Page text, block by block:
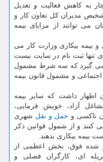
به كاهش فعالیت و تعدیل
مدیران كل تعاون كار و
می توانند از مزایای بیمه
و بیمه بیكاری وزارت كار می
تنها ثبت نام در سایت نیست
می گیرد كه سه شرط مشمول
و مشمول قانون بیمه
اظهار داشت كه سایر بیمه
آزاد، خویش فرمایی،
تاكسی و حمل و نقل شهری
كنند و از شمول قوانین ذكر
بیمه بیكاری بدهند.
شده فوق، بخش اعظمی از
ای، كارگران فصلی و